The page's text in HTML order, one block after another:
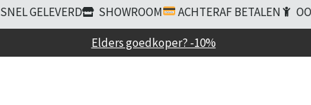
SNEL GELEVERD SHOWROOM ACHTERAF BETALEN
Elders goedkoper? -10%